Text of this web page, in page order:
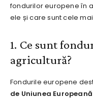
fondurilor europene în
ele și care sunt cele
1. Ce sunt
agricultură?
Fondurile europene
de Uniunea Europeană